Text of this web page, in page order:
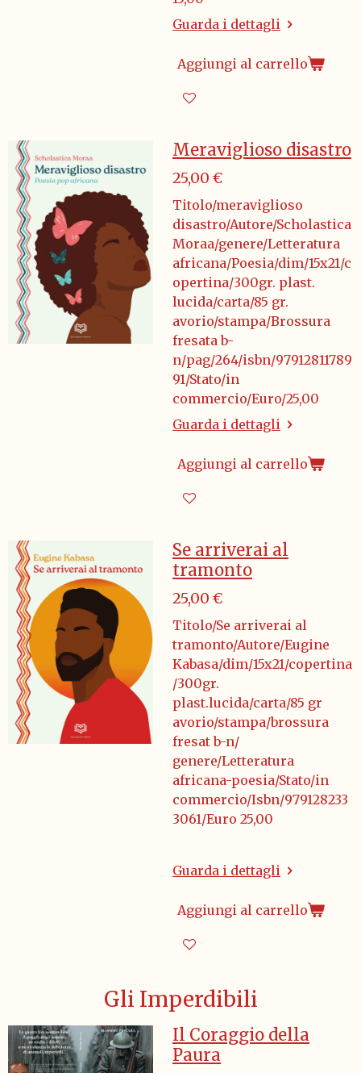
Guarda i dettagli
Aggiungi al carrello
Meraviglioso disastro
25,00 €
Titolo/meraviglioso
disastro/Autore/Scholastica
Moraa/genere/Letteratura
africana/Poesia/dim/15x21/c
opertina/300gr. plast.
lucida/carta/85 gr.
avorio/stampa/Brossura
fresata b-
n/pag/264/isbn/97912811789
91/Stato/in
commercio/Euro/25,00
Guarda i dettagli
Aggiungi al carrello
Se arriverai al
tramonto
25,00 €
Titolo/Se arriverai al
tramonto/Autore/Eugine
Kabasa/dim/15x21/copertina
/300gr.
plast.lucida/carta/85 gr
avorio/stampa/brossura
fresat b-n/
genere/Letteratura
africana-poesia/Stato/in
commercio/Isbn/979128233
3061/Euro 25,00
Guarda i dettagli
Aggiungi al carrello
Gli Imperdibili
Il Coraggio della
Paura